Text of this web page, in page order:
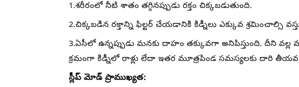
1.శరీరంలో నీటి శాతం తగ్గినప్పుడు రక్తం చిక్కబడుతుంది.
2.చిక్కబడిన రక్తాన్ని ఫిల్టర్ చేయడానికి కిడ్నీలు ఎక్కువ శ్రమించాల్సి
3.ఏసీలో ఉన్నప్పుడు మనకు దాహం తక్కువగా అనిపిస్తుంది. దీని వల్ల
క్రమంగా కిడ్నీలో రాళ్లు లేదా ఇతర మూత్రపిండ సమస్యలకు దారి
స్లీప్ మోడ్ ప్రాముఖ్యత: